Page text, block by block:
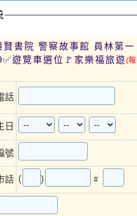
書院 警察故事館 員林第一
遊覽車選位🚩家樂福旅遊(報
話
日
號
話 ( ) #